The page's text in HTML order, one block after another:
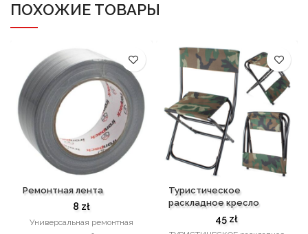
ПОХОЖИЕ ТОВАРЫ
Ремонтная лента
8 zł
Универсальная ремонтная
Туристическое
раскладное кресло
45 zł